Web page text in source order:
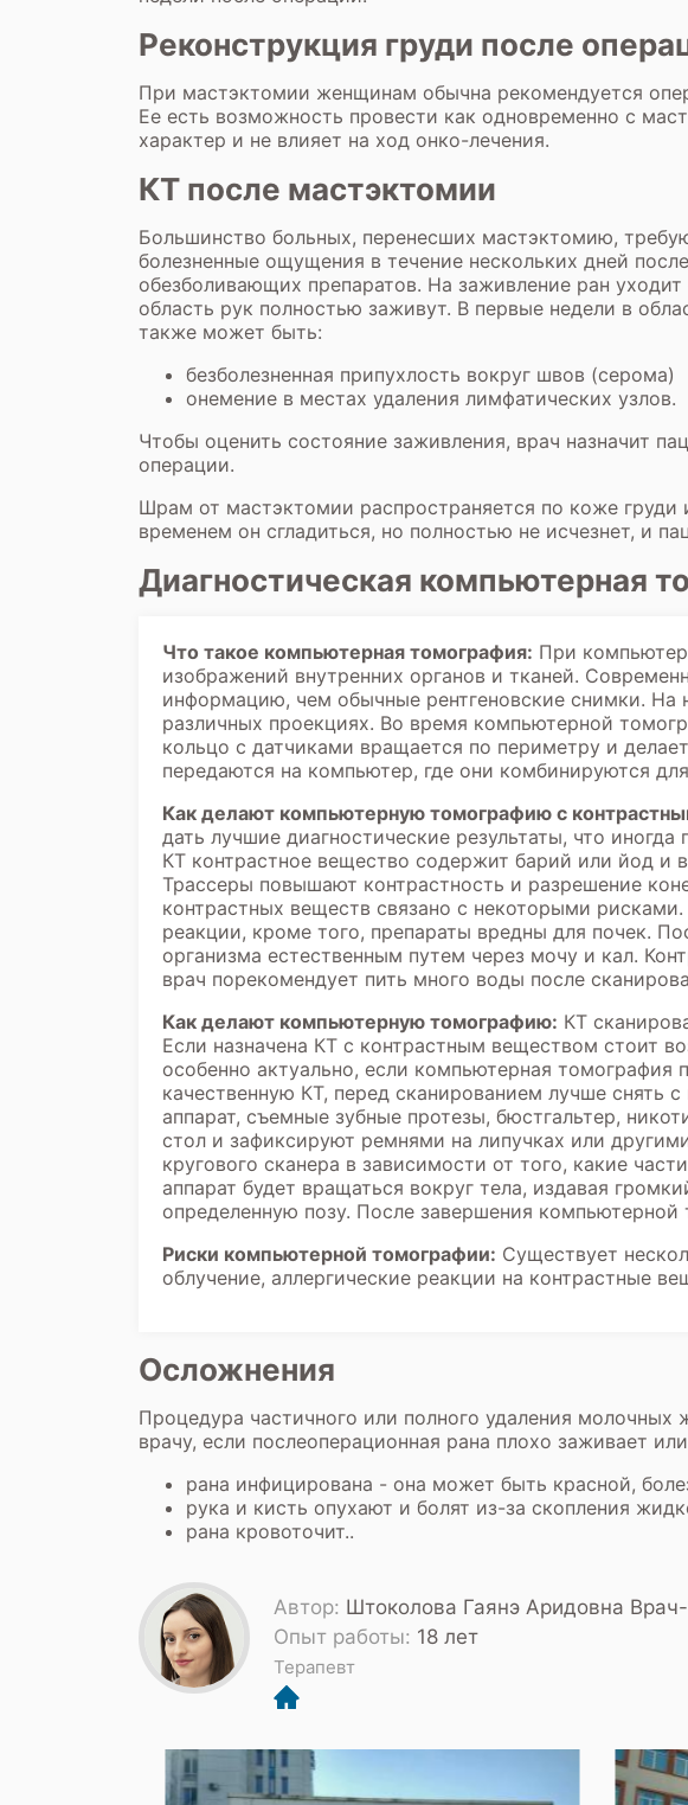
Реконструкция груди после
При мастэктомии женщинам обычна рекомендуется
Ее есть возможность провести как одновременно с
характер и не влияет на ход онко-лечения.
КТ после мастэктомии
Большинство больных, перенесших мастэктомию,
болезненные ощущения в течение нескольких дней
обезболивающих препаратов. На заживление ран
область рук полностью заживут. В первые недели в
также может быть:
безболезненная припухлость вокруг швов (серома)
онемение в местах удаления лимфатических узлов.
Чтобы оценить состояние заживления, врач назначит
операции.
Шрам от мастэктомии распространяется по коже
временем он сгладиться, но полностью не исчезнет, и
Диагностическая компьютерная
Что такое компьютерная томография: При
изображений внутренних органов и тканей.
информацию, чем обычные рентгеновские снимки. На
различных проекциях. Во время компьютерной
кольцо с датчиками вращается по периметру и
передаются на компьютер, где они комбинируются
Как делают компьютерную томографию с
дать лучшие диагностические результаты, что
КТ контрастное вещество содержит барий или йод и
Трассеры повышают контрастность и разрешение
контрастных веществ связано с некоторыми
реакции, кроме того, препараты вредны для почек.
организма естественным путем через мочу и кал.
врач порекомендует пить много воды после
Как делают компьютерную томографию: КТ
Если назначена КТ с контрастным веществом стоит
особенно актуально, если компьютерная
качественную КТ, перед сканированием лучше снять
аппарат, съемные зубные протезы, бюстгальтер,
стол и зафиксируют ремнями на липучках или
кругового сканера в зависимости от того, какие
аппарат будет вращаться вокруг тела, издавая
определенную позу. После завершения
Риски компьютерной томографии: Существует
облучение, аллергические реакции на контрастные
Осложнения
Процедура частичного или полного удаления
врачу, если послеоперационная рана плохо заживает
рана инфицирована - она может быть красной,
рука и кисть опухают и болят из-за скопления
рана кровоточит..
Автор: Штоколова Гаянэ Аридовна
Опыт работы: 18 лет
Терапевт